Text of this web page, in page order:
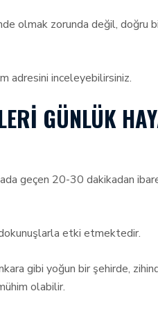
olmak zorunda değil, doğru
adresini inceleyebilirsiniz.
GÜNLÜK
geçen 20-30 dakikadan
etki etmektedir.
gibi yoğun bir şehirde,
olabilir.